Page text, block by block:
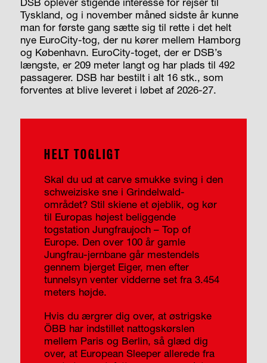
Tyskland, og i november måned sidste år kunne
man for første gang sætte sig til rette i det helt
nye EuroCity-tog, der nu kører mellem Hamborg
og København. EuroCity-toget, der er DSB’s
længste, er 209 meter langt og har plads til 492
passagerer. DSB har bestilt i alt 16 stk., som
forventes at blive leveret i løbet af 2026-27.
HELT TOGLIGT
Skal du ud at carve smukke sving i den
schweiziske sne i Grindelwald-
området? Stil skiene et øjeblik, og kør
til Europas højest beliggende
togstation Jungfraujoch – Top of
Europe. Den over 100 år gamle
Jungfrau-jernbane går mestendels
gennem bjerget Eiger, men efter
tunnelsyn venter vidderne set fra 3.454
meters højde.
Hvis du ærgrer dig over, at østrigske
ÖBB har indstillet nattogskørslen
mellem Paris og Berlin, så glæd dig
over, at European Sleeper allerede fra